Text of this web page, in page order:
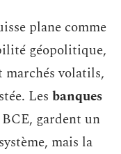
plane comme
géopolitique,
volatils,
Les banques
gardent un
mais la